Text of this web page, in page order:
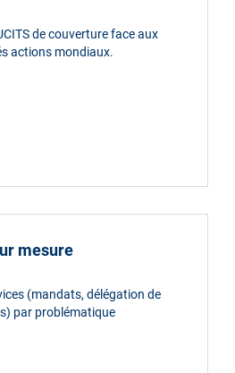
de couverture face aux
actions mondiaux.
mesure
(mandats, délégation de
par problématique